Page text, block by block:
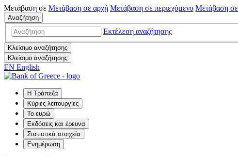
Μετάβαση σε Μετάβαση σε αρχή Μετάβαση σε περιεχόμενο Μετάβαση σε
Αναζήτηση
Εκτέλεση αναζήτησης
Κλείσιμο αναζήτησης
Κλείσιμο αναζήτησης
EN English
Η Τράπεζα
Κύριες λειτουργίες
Το ευρώ
Εκδόσεις και έρευνα
Στατιστικά στοιχεία
Ενημέρωση